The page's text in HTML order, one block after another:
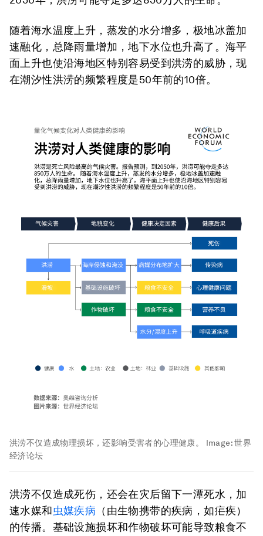
随着海水温度上升，蒸发的水分增多，极地冰盖加
速融化，总降雨量增加，地下水位也升高了。海平
面上升也使沿海地区特别容易受到洪涝的威胁，现
在潮汐性洪涝的频繁程度是50年前的10倍。
洪涝不仅造成物理损坏，还影响受害者的心理健康。 Image:世界
经济论坛
洪涝不仅造成死伤，还会在灾后留下一潭死水，加
速水媒和虫媒疾病 （由生物携带的疾病，如疟疾）
的传播。基础设施损坏和作物破坏可能导致粮食不